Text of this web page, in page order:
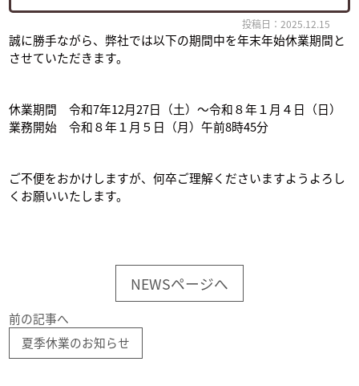
投稿日：2025.12.15
誠に勝手ながら、弊社では以下の期間中を年末年始休業期間と
させていただきます。
休業期間 令和7年12月27日（土）～令和８年１月４日（日）
業務開始 令和８年１月５日（月）午前8時45分
ご不便をおかけしますが、何卒ご理解くださいますようよろし
くお願いいたします。
NEWSページへ
前の記事へ
夏季休業のお知らせ